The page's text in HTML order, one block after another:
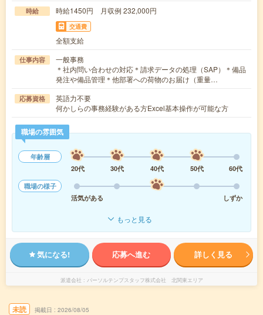
時給 時給1450円 月収例 232,000円
交通費
全額支給
仕事内容
一般事務
＊社内問い合わせの対応＊請求データの処理（SAP）＊備品
発注や備品管理＊他部署への荷物のお届け（重量…
応募資格
英語力不要
何かしらの事務経験がある方Excel基本操作が可能な方
職場の雰囲気
年齢層
20代
30代 40代 50代
60代
職場の様子
活気がある
しずか
もっと見る
気になる! 応募へ進む 詳しく見る
派遣会社 パーソルテンプスタッフ株式会社 北関東エリア
未読 掲載日 2026/08/05